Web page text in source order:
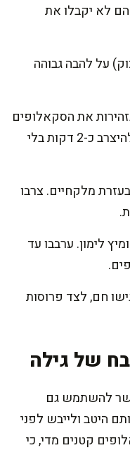
הם לא יקבלו את
על להבה גבוהה
את הסקאלופים
במחבת בשכבה אחת. תנו להם להיצרב כ-2 דקות בלי
מלקחיים. צרבו
לימון. ערבבו עד
חם, לצד פרוסות
של גילה
להשתמש גם
היטב ולייבש לפני
קטנים מדי, כי